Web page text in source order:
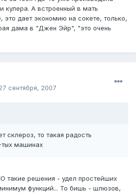
кулера. А встроенный в мать
это дает экономию на сокете, только,
дама в "Джен Эйр", "это очень
сентября, 2007
склероз, то такая радость
тых машинах
такие решения - удел простейших
функций... То бишь - шлюзов,